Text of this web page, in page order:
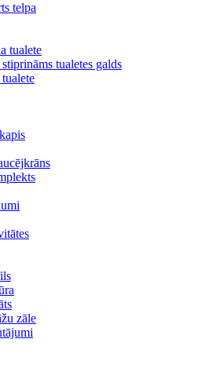
telpa
tualete
stiprināms tualetes galds
zāle